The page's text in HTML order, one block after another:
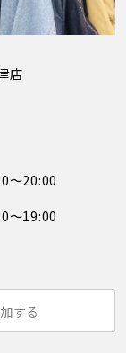
店
～20:00
～19:00
する